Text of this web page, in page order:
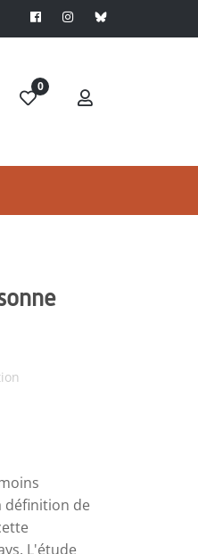
0
définition de
L'étude